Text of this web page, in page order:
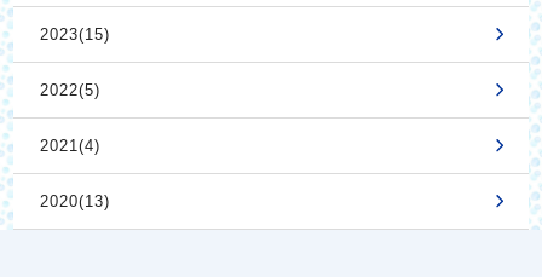
2023(15)
2022(5)
2021(4)
2020(13)